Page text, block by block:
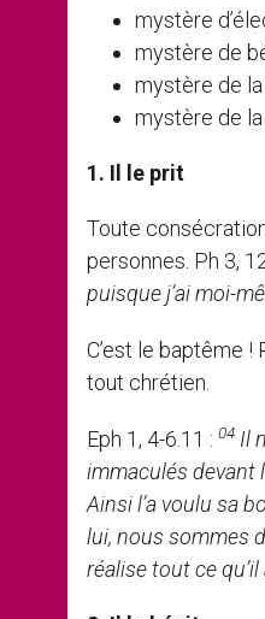
mystère
mystère de
mystère de
mystère de
1. Il le prit
Toute
personnes. Ph 3,
puisque j’ai moi-
C’est le baptême !
tout chrétien.
Eph 1, 4-6.11 : 04 Il
immaculés devant
Ainsi l’a voulu sa
lui, nous sommes
réalise tout ce